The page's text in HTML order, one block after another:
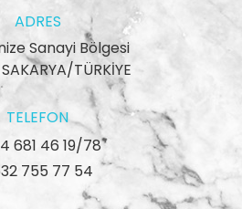
ADRES
Sanayi Bölgesi
TÜRKİYE
TELEFON
681 46 19/78
755 77 54